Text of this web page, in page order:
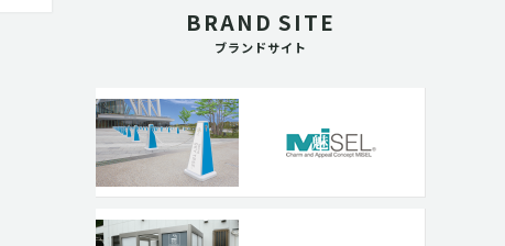
BRAND SITE
ブランドサイト